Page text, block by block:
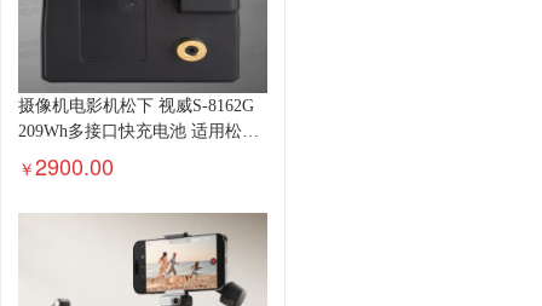
摄像机电影机松下 视威S-8162G
209Wh多接口快充电池 适用松下
VARICAM 35/AU-V35C1RM-AJ-
￥2900.00